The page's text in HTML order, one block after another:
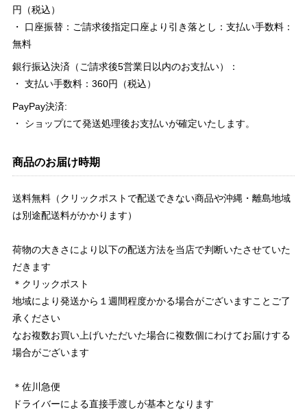
円（税込）
・ 口座振替：ご請求後指定口座より引き落とし：支払い手数料：
無料
銀行振込決済（ご請求後5営業日以内のお支払い）：
・ 支払い手数料：360円（税込）
PayPay決済:
・ ショップにて発送処理後お支払いが確定いたします。
商品のお届け時期
送料無料（クリックポストで配送できない商品や沖縄・離島地域
は別途配送料がかかります）
荷物の大きさにより以下の配送方法を当店で判断いたさせていた
だきます
＊クリックポスト
地域により発送から１週間程度かかる場合がございますことご了
承ください
なお複数お買い上げいただいた場合に複数個にわけてお届けする
場合がございます
＊佐川急便
ドライバーによる直接手渡しが基本となります